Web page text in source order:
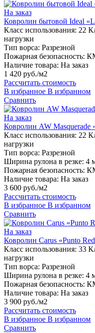
На заказ
Ковролин бытовой Ideal
Класс использования: 22
нагрузки
Тип ворса: Разрезной
Пожарная безопасность:
Наличие товара: На заказ
1 420 руб./м2
Рассчитать стоимость
В избранное В избранном
Сравнить
На заказ
Ковролин AW Masquerade
Класс использования: 22
нагрузки
Тип ворса: Разрезной
Ширина рулона в резке: 4
Пожарная безопасность:
Наличие товара: На заказ
3 600 руб./м2
Рассчитать стоимость
В избранное В избранном
Сравнить
На заказ
Ковролин Carus «Punto
Класс использования: 33
нагрузки
Тип ворса: Разрезной
Ширина рулона в резке: 4
Пожарная безопасность:
Наличие товара: На заказ
3 900 руб./м2
Рассчитать стоимость
В избранное В избранном
Сравнить